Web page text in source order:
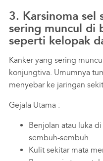
3. Karsinoma sel
sering muncul di
seperti kelopak
Kanker yang sering
konjungtiva. Umumnya
menyebar ke jaringan
Gejala Utama :
Benjolan atau luka
sembuh-sembuh.
Kulit sekitar mata